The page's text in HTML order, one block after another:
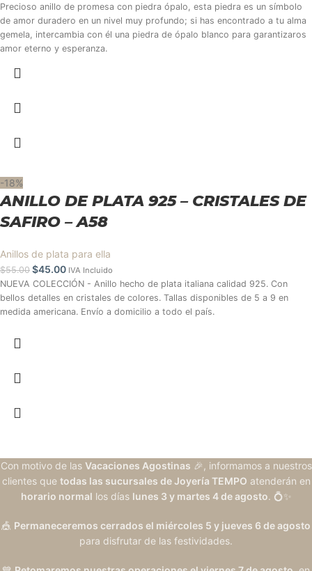
Precioso anillo de promesa con piedra ópalo, esta piedra es un símbolo
de amor duradero en un nivel muy profundo; si has encontrado a tu alma
gemela, intercambia con él una piedra de ópalo blanco para garantizaros
amor eterno y esperanza.
-18%
ANILLO DE PLATA 925 – CRISTALES DE
SAFIRO – A58
Anillos de plata para ella
$55.00 $45.00 IVA Incluido
NUEVA COLECCIÓN - Anillo hecho de plata italiana calidad 925. Con
bellos detalles en cristales de colores. Tallas disponibles de 5 a 9 en
medida americana. Envío a domicilio a todo el país.
Con motivo de las Vacaciones Agostinas 🎉, informamos a nuestros
clientes que todas las sucursales de Joyería TEMPO atenderán en
horario normal los días lunes 3 y martes 4 de agosto. 💍✨
🎪 Permaneceremos cerrados el miércoles 5 y jueves 6 de agosto
para disfrutar de las festividades.